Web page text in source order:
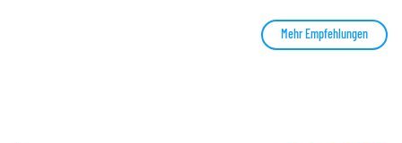
Mehr Empfehlungen